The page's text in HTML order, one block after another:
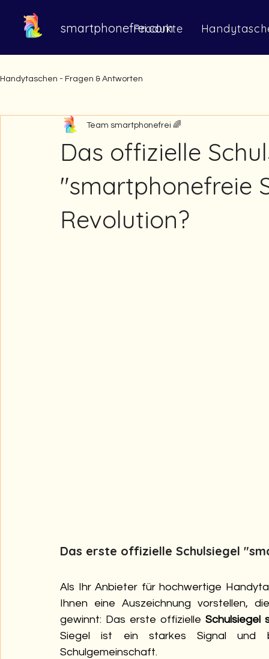
smartphonefrei.com
Produkte
Handytaschen - Fragen & Antworten
Das offizielle
"smartphonefreie
Revolution?
Team smartphonefrei 🌈
Das erste offizielle Schulsiegel
Als Ihr Anbieter für hochwertige
Ihnen eine Auszeichnung vorstellen,
gewinnt: Das erste offizielle Schulsiegel
Siegel ist ein starkes Signal und
Schulgemeinschaft.